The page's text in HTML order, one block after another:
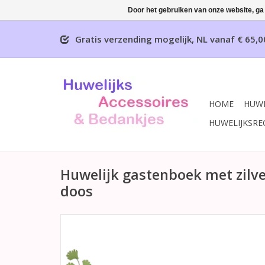
Gratis verzending mogelijk, NL vanaf €
HOME
Huwelijk gastenboek met
doos
Door het gebruiken van onze website,